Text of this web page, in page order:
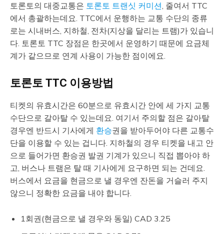
토론토의 대중교통은 토론토 트랜싯 커미션, 줄여서 TTC
에서 총괄하는데요. TTC에서 운행하는 교통 수단의 종류
로는 시내버스, 지하철, 전차(지상을 달리는 트램)가 있습니
다. 토론토 TTC 장점은 한곳에서 운영하기 때문에 요금체
계가 같으므로 연계 사용이 가능한 점이에요.
토론토 TTC 이용방법
티켓의 유효시간은 60분으로 유효시간 안에 세 가지 교통
수단으로 갈아탈 수 있는데요. 여기서 주의할 점은 갈아탈
경우엔 반드시 기사에게 환승권을 받아두어야 다른 교통수
단을 이용할 수 있는 겁니다. 지하철의 경우 티켓을 내고 안
으로 들어가면 환승권 발권 기계가 있으니 직접 뽑아야 하
고, 버스나 트램은 탈 때 기사에게 요구하면 되는 건데요.
버스에서 요금을 현금으로 낼 경우엔 잔돈을 거슬러 주지
않으니 정확한 요금을 내야 합니다.
1회권(현금으로 낼 경우와 동일) CAD 3.25